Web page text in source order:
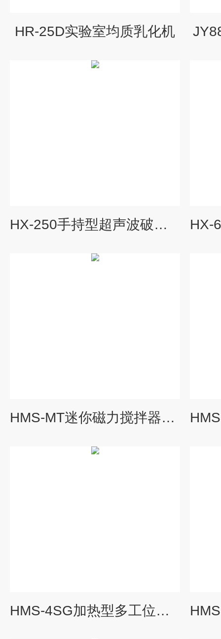
HR-25D实验室均质乳化机
HX-250手持型超声波破碎仪沪析
HMS-MT迷你磁力搅拌器沪析
HMS-4SG加热型多工位磁力搅拌器沪析